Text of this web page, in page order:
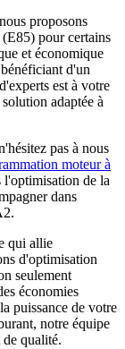
proposons
pour certains
et économique
d'un
est à votre
adaptée à
pas à nous
moteur à
l'optimisation de la
dans
qui allie
d'optimisation
seulement
économies
puissance de votre
notre équipe
qualité.